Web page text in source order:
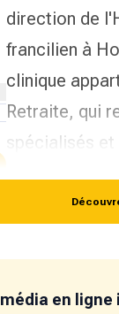
direction de
francilien à
clinique
Retraite, qui
spécialisés
en